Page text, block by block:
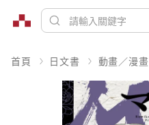
首頁 日文書 動畫／漫畫